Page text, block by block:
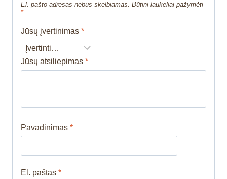
El. pašto adresas nebus skelbiamas. Būtini laukeliai pažymėti
*
Jūsų įvertinimas *
Jūsų atsiliepimas *
Pavadinimas *
El. paštas *